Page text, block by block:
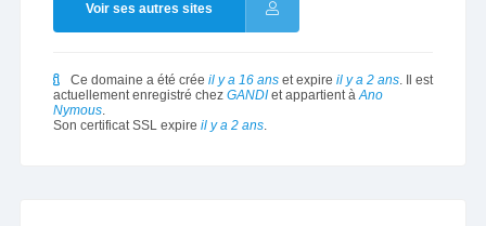
Voir ses autres sites
Ce domaine a été crée il y a 16 anset expire il y a 2 ans. Il est
actuellement enregistré chez GANDIet appartient àAno
Nymous.
Son certificat SSL expire il y a 2 ans.